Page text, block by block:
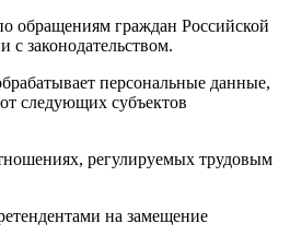
обращениям граждан Российской
с законодательством.
персональные данные,
следующих субъектов
регулируемых трудовым
на замещение